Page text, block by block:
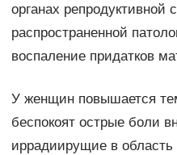
органах
распространенной
воспаление придатков
У женщин повышается
беспокоят острые боли
иррадиирущие в